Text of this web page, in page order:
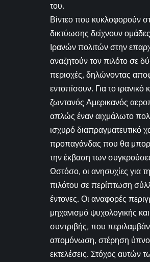
του.
Βίντεο που κυκλοφορούν
δικτύωσης δείχνουν
Ιρανών πολιτών στην
αναζητούν τον πιλότο σε
περιοχές, δηλώνοντας
εντοπίσουν. Για το ιρανικό
ζωντανός Αμερικανός
απλώς έναν αιχμάλωτο
ισχυρό διαπραγματευτικό
προπαγάνδας που θα
την έκβαση των
Ωστόσο, οι ανησυχίες για
πιλότου σε περίπτωση
έντονες. Οι αναφορές
μηχανισμό ψυχολογικής
συντριβής, που
απομόνωση, στέρηση ύπνου
εκτελέσεις. Στόχος αυτών